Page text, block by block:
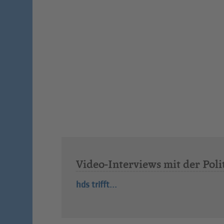
Video-Interviews mit der
hds trifft...